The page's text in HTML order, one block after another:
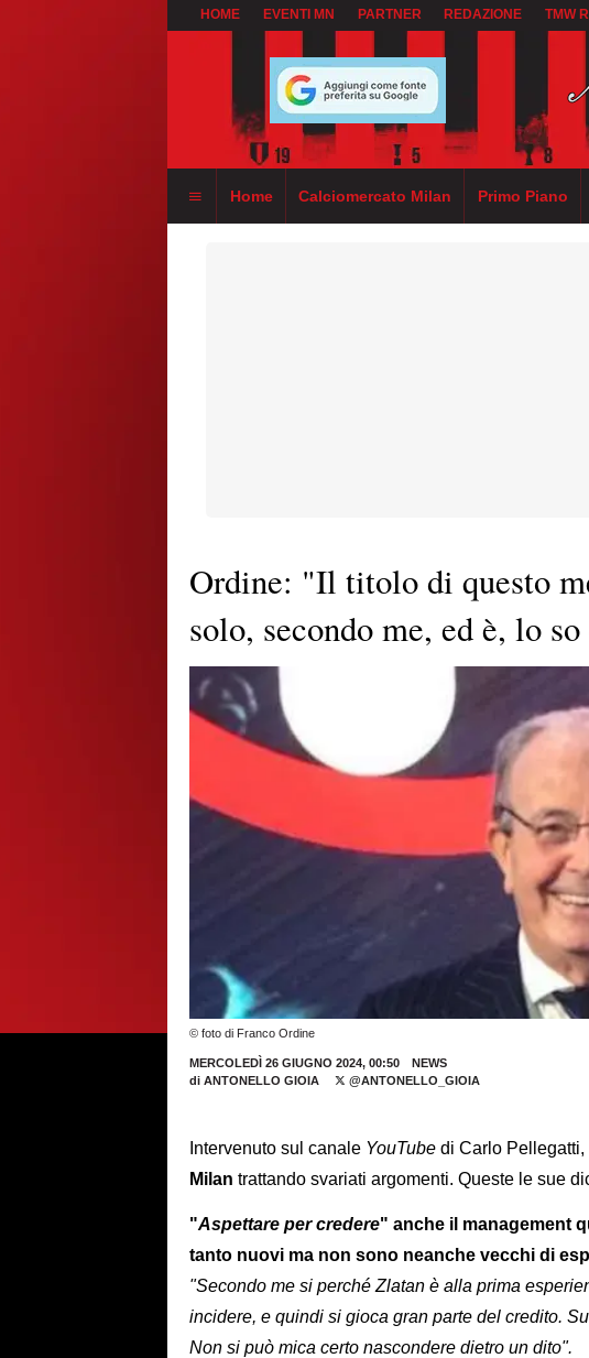
HOME EVENTI MN PARTNER REDAZIONE TMW
Home Calciomercato Milan Primo Piano
Ordine: "Il titolo di questo
solo, secondo me, ed è, lo
© foto di Franco Ordine
MERCOLEDÌ 26 GIUGNO 2024, 00:50
NEWS
di ANTONELLO GIOIA @ANTONELLO_GIOIA
Intervenuto sul canale YouTube di Carlo
Milan trattando svariati argomenti. Queste le sue
"Aspettare per credere" anche il management
tanto nuovi ma non sono neanche vecchi di
"Secondo me si perché Zlatan è alla prima
incidere, e quindi si gioca gran parte del credito.
Non si può mica certo nascondere dietro un dito".